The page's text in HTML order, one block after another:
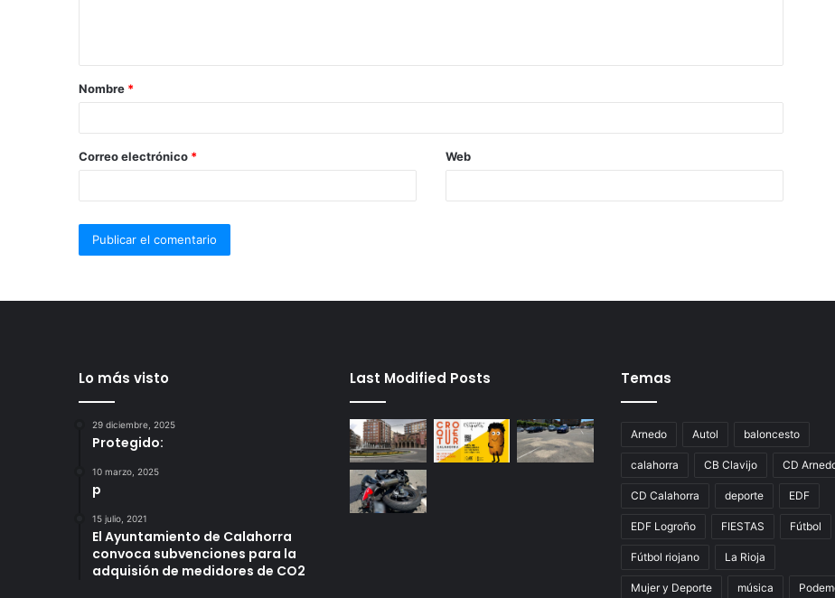
Nombre *
Correo electrónico * Web
Lo más visto
29 diciembre, 2025
Protegido:
10 marzo, 2025
p
15 julio, 2021
El Ayuntamiento de Calahorra
convoca subvenciones para la
adquisión de medidores de CO2
Last Modified Posts Temas
Arnedo Autol baloncesto
calahorra CB Clavijo CD
CD Calahorra deporte EDF
EDF Logroño FIESTAS Fútbol
Fútbol riojano La Rioja
Mujer y Deporte música